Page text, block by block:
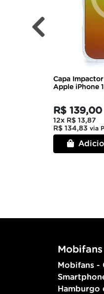
Capa
Apple iPhone
R$ 139,00
12x R$ 13,87
R$ 134,83 via
Mobifans
Mobifans -
Hamburgo